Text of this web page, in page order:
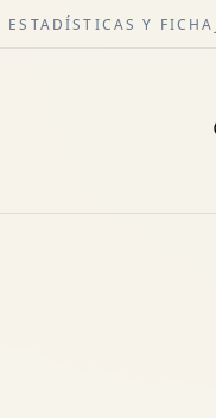
ESTADÍSTICAS Y